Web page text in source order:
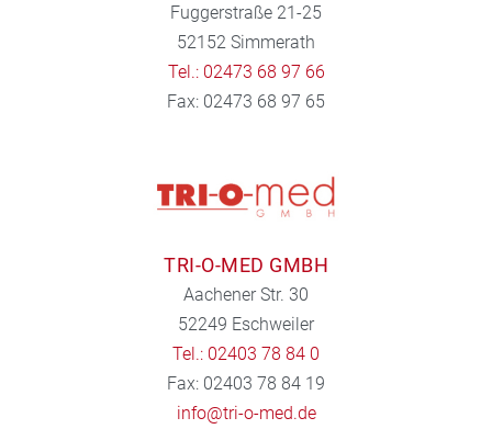
Fuggerstraße 21-25
52152 Simmerath
Tel.: 02473 68 97 66
Fax: 02473 68 97 65
TRI-O-MED GMBH
Aachener Str. 30
52249 Eschweiler
Tel.: 02403 78 84 0
Fax: 02403 78 84 19
info@tri-o-med.de